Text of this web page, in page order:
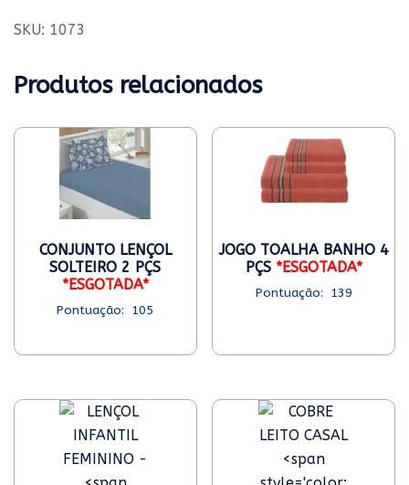
SKU: 1073
Produtos relacionados
CONJUNTO LENÇOL
SOLTEIRO 2 PÇS
*ESGOTADA*
105
JOGO TOALHA BANHO 4
PÇS *ESGOTADA*
139